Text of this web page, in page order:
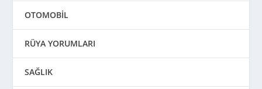
OTOMOBİL
RÜYA YORUMLARI
SAĞLIK